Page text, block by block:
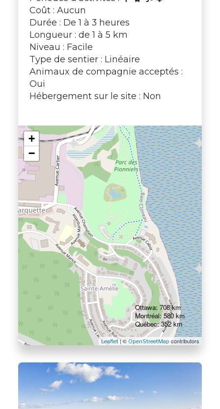
Coût : Aucun
Durée : De 1 à 3 heures
Longueur : de 1 à 5 km
Niveau : Facile
Type de sentier : Linéaire
Animaux de compagnie acceptés :
Oui
Hébergement sur le site : Non
+
−
Leaflet| ©OpenStreetMap contributors
Ottawa: 708 km
Montréal: 580 km
Québec: 352 km